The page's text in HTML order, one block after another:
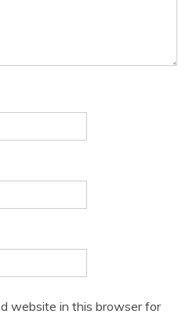
website in this browser for